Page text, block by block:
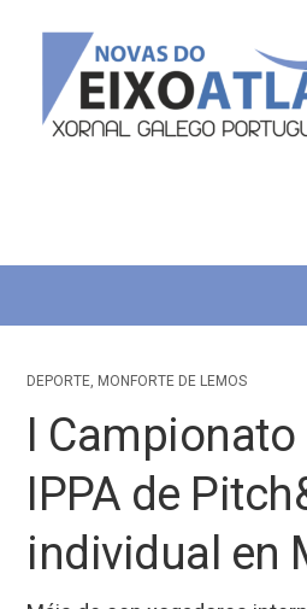
DEPORTE, MONFORTE DE LEMOS
I Campionato
IPPA de
individual en